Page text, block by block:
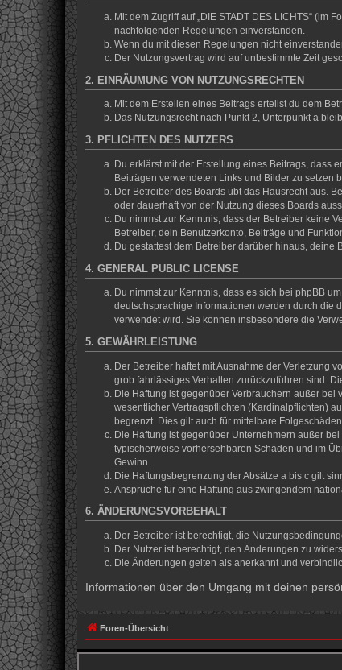
Mit dem Zugriff auf „DIE STADT DES LICHTS“ (im
nachfolgenden Regelungen einverstanden.
Wenn du mit diesen Regelungen nicht
Der Nutzungsvertrag wird auf unbestimmte Zeit
2. EINRÄUMUNG VON NUTZUNGSRECHTEN
Mit dem Erstellen eines Beitrags erteilst du dem
Das Nutzungsrecht nach Punkt 2, Unterpunkt a
3. PFLICHTEN DES NUTZERS
Du erklärst mit der Erstellung eines Beitrags, dass
Beiträgen verwendeten Links und Bilder zu setzen
Der Betreiber des Boards übt das Hausrecht aus.
oder dauerhaft von der Nutzung dieses Boards
Du nimmst zur Kenntnis, dass der Betreiber keine
Betreiber, dein Benutzerkonto, Beiträge und
Du gestattest dem Betreiber darüber hinaus, deine
4. GENERAL PUBLIC LICENSE
Du nimmst zur Kenntnis, dass es sich bei phpBB
deutschsprachige Informationen werden durch die
verwendet wird. Sie können insbesondere die
5. GEWÄHRLEISTUNG
Der Betreiber haftet mit Ausnahme der Verletzung
grob fahrlässiges Verhalten zurückzuführen sind.
Die Haftung ist gegenüber Verbrauchern außer
wesentlicher Vertragspflichten (Kardinalpflichten)
begrenzt. Dies gilt auch für mittelbare
Die Haftung ist gegenüber Unternehmern außer
typischerweise vorhersehbaren Schäden und im
Gewinn.
Die Haftungsbegrenzung der Absätze a bis c gilt
Ansprüche für eine Haftung aus zwingendem
6. ÄNDERUNGSVORBEHALT
Der Betreiber ist berechtigt, die
Der Nutzer ist berechtigt, den Änderungen zu
Die Änderungen gelten als anerkannt und
Informationen über den Umgang mit deinen
Foren-Übersicht